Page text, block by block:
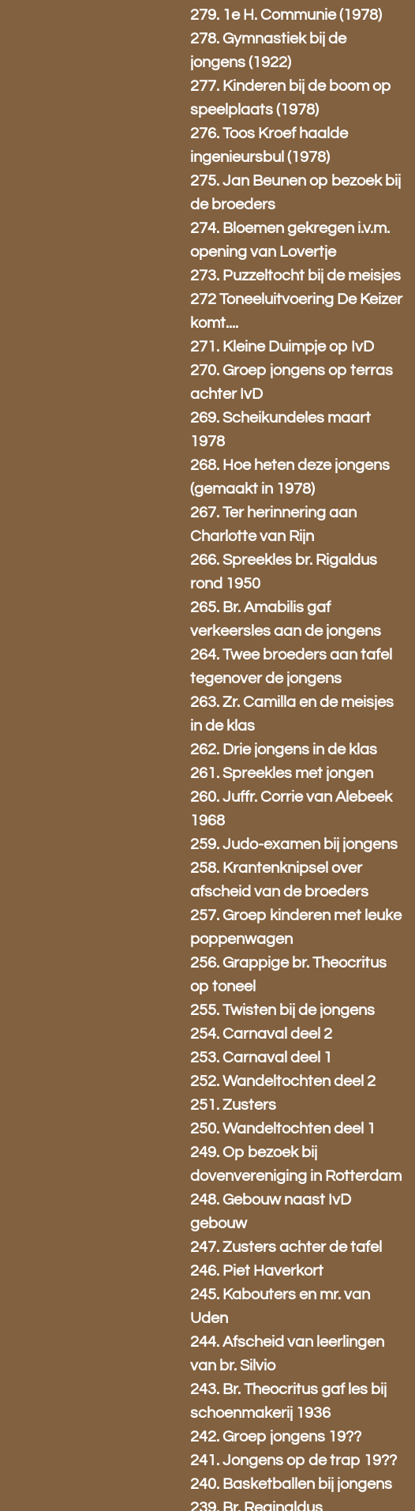
279. 1e H. Communie (1978)
278. Gymnastiek bij de
jongens (1922)
277. Kinderen bij de boom op
speelplaats (1978)
276. Toos Kroef haalde
ingenieursbul (1978)
275. Jan Beunen op bezoek bij
de broeders
274. Bloemen gekregen i.v.m.
opening van Lovertje
273. Puzzeltocht bij de meisjes
272 Toneeluitvoering De Keizer
komt....
271. Kleine Duimpje op IvD
270. Groep jongens op terras
achter IvD
269. Scheikundeles maart
1978
268. Hoe heten deze jongens
(gemaakt in 1978)
267. Ter herinnering aan
Charlotte van Rijn
266. Spreekles br. Rigaldus
rond 1950
265. Br. Amabilis gaf
verkeersles aan de jongens
264. Twee broeders aan tafel
tegenover de jongens
263. Zr. Camilla en de meisjes
in de klas
262. Drie jongens in de klas
261. Spreekles met jongen
260. Juffr. Corrie van Alebeek
1968
259. Judo-examen bij jongens
258. Krantenknipsel over
afscheid van de broeders
257. Groep kinderen met leuke
poppenwagen
256. Grappige br. Theocritus
op toneel
255. Twisten bij de jongens
254. Carnaval deel 2
253. Carnaval deel 1
252. Wandeltochten deel 2
251. Zusters
250. Wandeltochten deel 1
249. Op bezoek bij
dovenvereniging in Rotterdam
248. Gebouw naast IvD
gebouw
247. Zusters achter de tafel
246. Piet Haverkort
245. Kabouters en mr. van
Uden
244. Afscheid van leerlingen
van br. Silvio
243. Br. Theocritus gaf les bij
schoenmakerij 1936
242. Groep jongens 19??
241. Jongens op de trap 19??
240. Basketballen bij jongens
239. Br. Reginaldus